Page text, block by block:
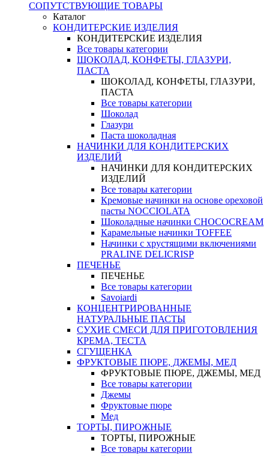
СОПУТСТВУЮЩИЕ ТОВАРЫ
Каталог
КОНДИТЕРСКИЕ ИЗДЕЛИЯ
КОНДИТЕРСКИЕ ИЗДЕЛИЯ
Все товары категории
ШОКОЛАД, КОНФЕТЫ, ГЛАЗУРИ,
ПАСТА
ШОКОЛАД, КОНФЕТЫ, ГЛАЗУРИ,
ПАСТА
Все товары категории
Шоколад
Глазури
Паста шоколадная
НАЧИНКИ ДЛЯ КОНДИТЕРСКИХ
ИЗДЕЛИЙ
НАЧИНКИ ДЛЯ КОНДИТЕРСКИХ
ИЗДЕЛИЙ
Все товары категории
Кремовые начинки на основе ореховой
пасты NOCCIOLATA
Шоколадные начинки CHOCOCREAM
Карамельные начинки TOFFEE
Начинки с хрустящими включениями
PRALINE DELICRISP
ПЕЧЕНЬЕ
ПЕЧЕНЬЕ
Все товары категории
Savoiardi
КОНЦЕНТРИРОВАННЫЕ
НАТУРАЛЬНЫЕ ПАСТЫ
СУХИЕ СМЕСИ ДЛЯ ПРИГОТОВЛЕНИЯ
КРЕМА, ТЕСТА
СГУЩЕНКА
ФРУКТОВЫЕ ПЮРЕ, ДЖЕМЫ, МЕД
ФРУКТОВЫЕ ПЮРЕ, ДЖЕМЫ, МЕД
Все товары категории
Джемы
Фруктовые пюре
Мед
ТОРТЫ, ПИРОЖНЫЕ
ТОРТЫ, ПИРОЖНЫЕ
Все товары категории